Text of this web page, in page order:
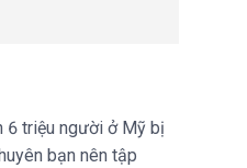
6 triệu người ở Mỹ bị
bạn nên tập